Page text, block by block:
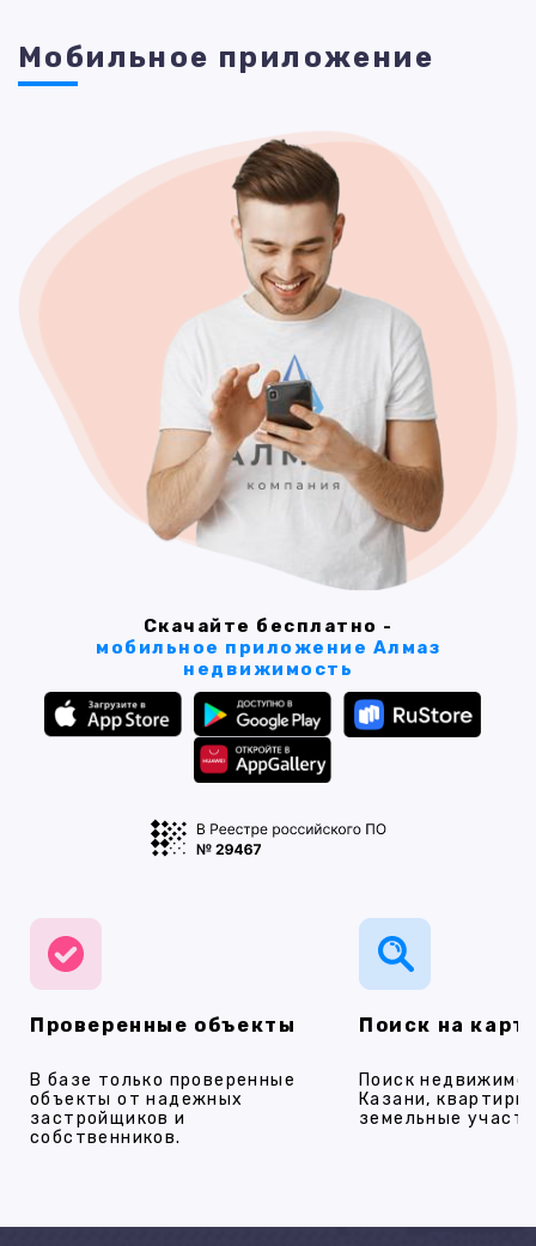
Мобильное приложение
Скачайте бесплатно -
мобильное приложение Алмаз
недвижимость
Проверенные объекты
В базе только проверенные
объекты от надежных
застройщиков и
собственников.
Поиск на
Поиск
Казани,
земельные